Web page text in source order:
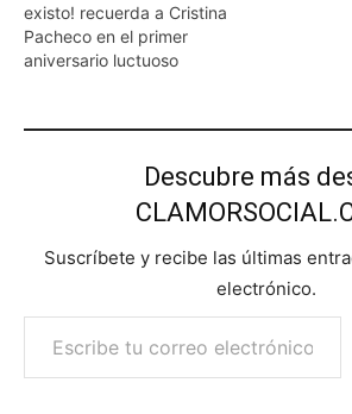
existo! recuerda a Cristina
Pacheco en el primer
aniversario luctuoso
Descubre más
Suscríbete y recibe las últimas
electrónico.
Escribe tu correo electrónico…